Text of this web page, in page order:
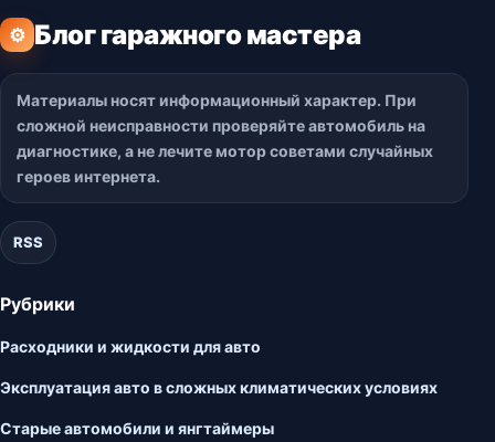
⚙ Блог гаражного мастера
Материалы носят информационный характер. При
сложной неисправности проверяйте автомобиль на
диагностике, а не лечите мотор советами случайных
героев интернета.
RSS
Рубрики
Расходники и жидкости для авто
Эксплуатация авто в сложных климатических условиях
Старые автомобили и янгтаймеры